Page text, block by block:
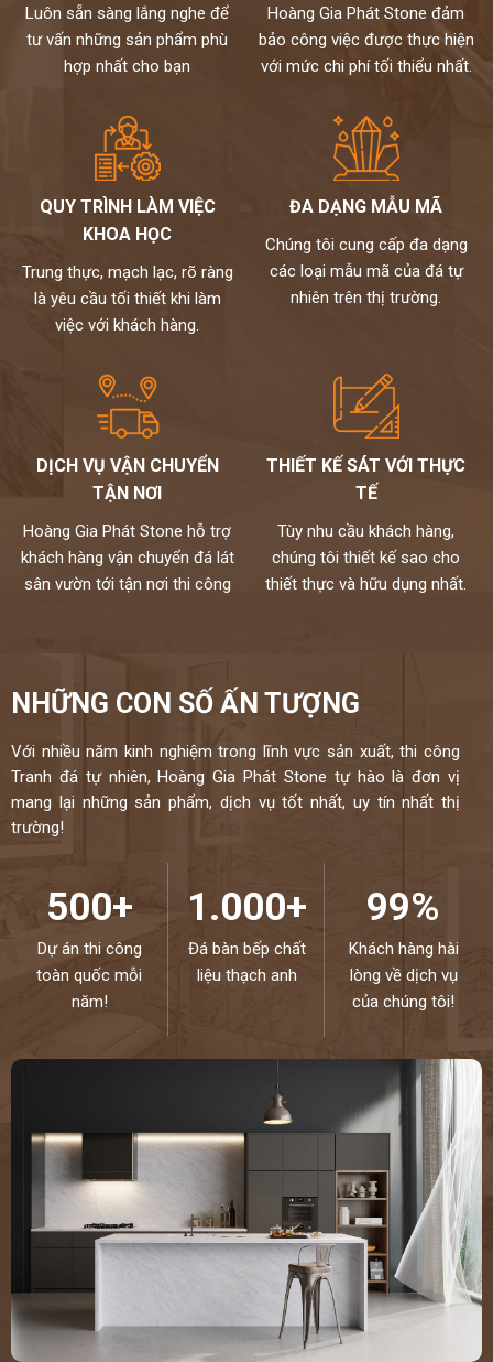
Luôn sẵn sàng lắng nghe để
tư vấn những sản phẩm phù
hợp nhất cho bạn
Hoàng Gia Phát Stone đảm
bảo công việc được thực hiện
với mức chi phí tối thiểu nhất.
QUY TRÌNH LÀM VIỆC
KHOA HỌC
Trung thực, mạch lạc, rõ ràng
là yêu cầu tối thiết khi làm
việc với khách hàng.
ĐA DẠNG MẪU MÃ
Chúng tôi cung cấp đa dạng
các loại mẫu mã của đá tự
nhiên trên thị trường.
DỊCH VỤ VẬN CHUYỂN
TẬN NƠI
Hoàng Gia Phát Stone hỗ trợ
khách hàng vận chuyển đá lát
sân vườn tới tận nơi thi công
THIẾT KẾ SÁT VỚI THỰC
TẾ
Tùy nhu cầu khách hàng,
chúng tôi thiết kế sao cho
thiết thực và hữu dụng nhất.
NHỮNG CON SỐ ẤN TƯỢNG
Với nhiều năm kinh nghiệm trong lĩnh vực sản xuất, thi công
Tranh đá tự nhiên, Hoàng Gia Phát Stone tự hào là đơn vị
mang lại những sản phẩm, dịch vụ tốt nhất, uy tín nhất thị
trường!
500+
Dự án thi công
toàn quốc mỗi
năm!
1.000+
Đá bàn bếp chất
liệu thạch anh
99%
Khách hàng hài
lòng về dịch vụ
của chúng tôi!